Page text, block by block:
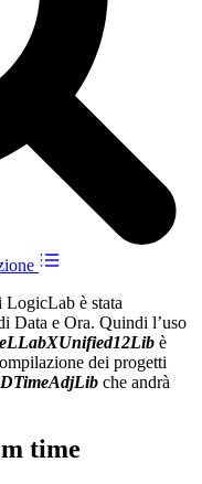
è stata
Data e Ora. Quindi l’uso
eLLabXUnified12Lib è
dei progetti
che andrà
time